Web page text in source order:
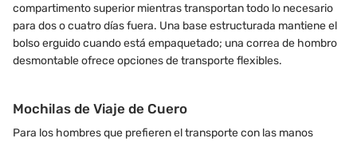
compartimento superior mientras transportan todo lo necesario
para dos o cuatro días fuera. Una base estructurada mantiene el
bolso erguido cuando está empaquetado; una correa de hombro
desmontable ofrece opciones de transporte flexibles.
Mochilas de Viaje de Cuero
Para los hombres que prefieren el transporte con las manos